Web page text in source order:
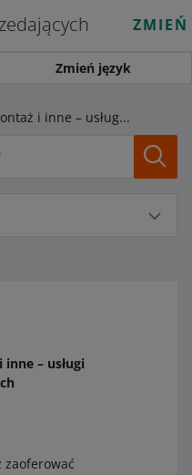
Zmień język
Wniesienie, montaż i inne – usługi dodatkowe w ofertach
– usługi
zaoferować